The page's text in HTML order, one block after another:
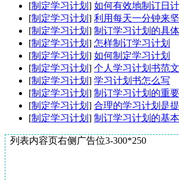
[制定学习计划 ] 如何有效地制订日
[制定学习计划 ] 利用每天一分钟来
[制定学习计划 ] 制订学习计划的具
[制定学习计划 ] 怎样制订学习计划
[制定学习计划 ] 如何制定学习计划
[制定学习计划 ] 个人学习计划书范文
[制定学习计划 ] 学习计划书怎么写
[制定学习计划 ] 制订学习计划的重
[制定学习计划 ] 合理的学习计划是
[制定学习计划 ] 制订学习计划的基
列表内容页右侧广告位3-300*250